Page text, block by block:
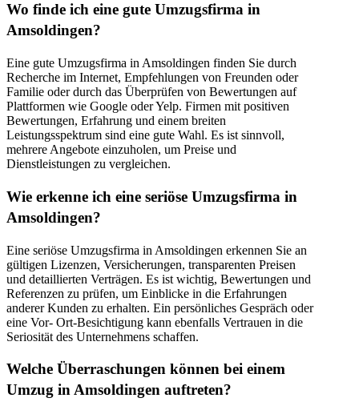
Wo finde ich eine gute Umzugsfirma in
Amsoldingen?
Eine gute Umzugsfirma in Amsoldingen finden Sie durch
Recherche im Internet, Empfehlungen von Freunden oder
Familie oder durch das Überprüfen von Bewertungen auf
Plattformen wie Google oder Yelp. Firmen mit positiven
Bewertungen, Erfahrung und einem breiten
Leistungsspektrum sind eine gute Wahl. Es ist sinnvoll,
mehrere Angebote einzuholen, um Preise und
Dienstleistungen zu vergleichen.
Wie erkenne ich eine seriöse Umzugsfirma in
Amsoldingen?
Eine seriöse Umzugsfirma in Amsoldingen erkennen Sie an
gültigen Lizenzen, Versicherungen, transparenten Preisen
und detaillierten Verträgen. Es ist wichtig, Bewertungen und
Referenzen zu prüfen, um Einblicke in die Erfahrungen
anderer Kunden zu erhalten. Ein persönliches Gespräch oder
eine Vor- Ort-Besichtigung kann ebenfalls Vertrauen in die
Seriosität des Unternehmens schaffen.
Welche Überraschungen können bei einem
Umzug in Amsoldingen auftreten?